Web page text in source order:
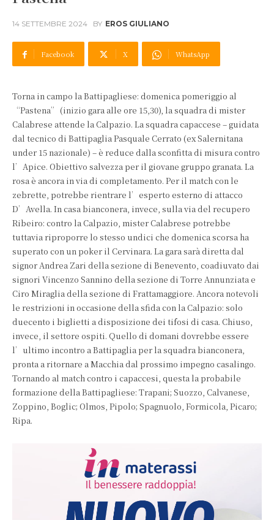
14 SETTEMBRE 2024 BY EROS GIULIANO
Facebook X WhatsApp
Torna in campo la Battipagliese: domenica pomeriggio al
“Pastena” (inizio gara alle ore 15,30), la squadra di mister
Calabrese attende la Calpazio. La squadra capaccese – guidata
dal tecnico di Battipaglia Pasquale Cerrato (ex Salernitana
under 15 nazionale) – è reduce dalla sconfitta di misura contro
l’Apice. Obiettivo salvezza per il giovane gruppo granata. La
rosa è ancora in via di completamento. Per il match con le
zebrette, potrebbe rientrare l’esperto esterno di attacco
D’Avella. In casa bianconera, invece, sulla via del recupero
Ribeiro: contro la Calpazio, mister Calabrese potrebbe
tuttavia riproporre lo stesso undici che domenica scorsa ha
superato con un poker il Cervinara. La gara sarà diretta dal
signor Andrea Zari della sezione di Benevento, coadiuvato dai
signori Vincenzo Sannino della sezione di Torre Annunziata e
Ciro Miraglia della sezione di Frattamaggiore. Ancora notevoli
le restrizioni in occasione della sfida con la Calpazio: solo
duecento i biglietti a disposizione dei tifosi di casa. Chiuso,
invece, il settore ospiti. Quello di domani dovrebbe essere
l’ultimo incontro a Battipaglia per la squadra bianconera,
pronta a ritornare a Macchia dal prossimo impegno casalingo.
Tornando al match contro i capaccesi, questa la probabile
formazione della Battipagliese: Trapani; Suozzo, Calvanese,
Zoppino, Boglic; Olmos, Pipolo; Spagnuolo, Formicola, Picaro;
Ripa.